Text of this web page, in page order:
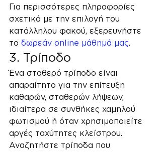
Για περισσότερες πληροφορίες
σχετικά με την επιλογή του
κατάλληλου φακού, εξερευνήστε
το δωρεάν online μάθημά μας.
3. Τρίποδο
Ένα σταθερό τρίποδο είναι
απαραίτητο για την επίτευξη
καθαρών, σταθερών λήψεων,
ιδιαίτερα σε συνθήκες χαμηλού
φωτισμού ή όταν χρησιμοποιείτε
αργές ταχύτητες κλείστρου.
Αναζητήστε τρίποδα που